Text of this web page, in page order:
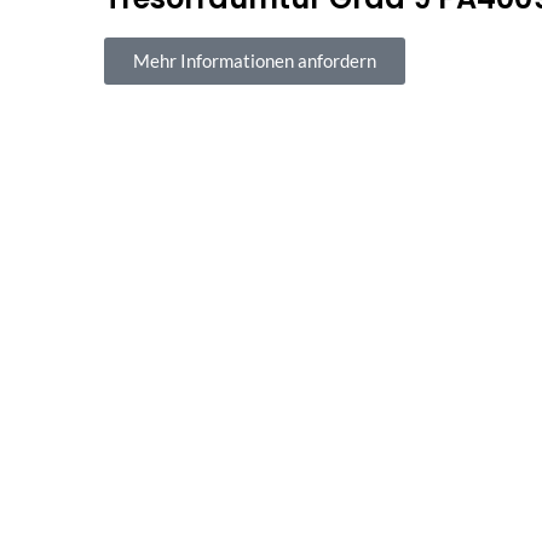
Mehr Informationen anfordern